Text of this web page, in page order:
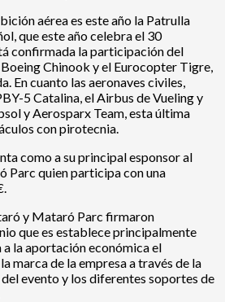
aérea es este año la Patrulla
que este año celebra el 30
confirmada la participación del
Chinook y el Eurocopter Tigre,
En cuanto las aeronaves civiles,
5 Catalina, el Airbus de Vueling y
y Aerosparx Team, esta última
con pirotecnia.
como a su principal esponsor al
Parc quien participa con una
y Mataró Parc firmaron
que es establece principalmente
la aportación económica el
marca de la empresa a través de la
evento y los diferentes soportes de